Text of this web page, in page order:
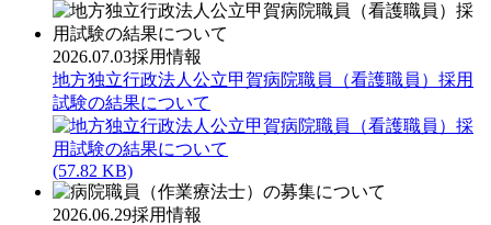
2026.07.03採用情報
地方独立行政法人公立甲賀病院職員（看護職員）採用
試験の結果について
(57.82 KB)
2026.06.29採用情報